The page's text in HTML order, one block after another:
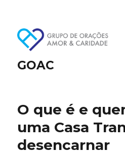
GOAC
O que é e
uma Casa
desencarnar